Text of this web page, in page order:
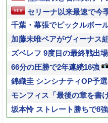
セリーナ以来最速で今
千葉・幕張でピックルボー
加藤未唯ペアがヴィーナス
ズベレフ 9度目の最終戦出
66分の圧勝で2年連続16強
錦織圭 シンシナティOP予
モンフィス「最後の章を書
坂本怜 ストレート勝ちで8強